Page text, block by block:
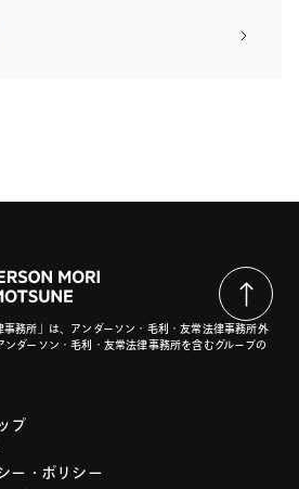
事務所」は、アンダーソン・毛利・友常法律事務所外
ダーソン・毛利・友常法律事務所を含むグループの
プ
ー・ポリシー